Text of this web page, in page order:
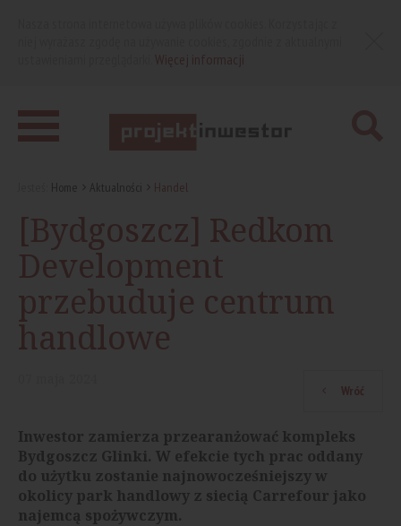
Home Aktualności Handel
[Bydgoszcz] Redkom
Development
przebuduje centrum
handlowe
Wróć
Inwestor zamierza przearanżować kompleks
Bydgoszcz Glinki. W efekcie tych prac oddany
do użytku zostanie najnowocześniejszy w
okolicy park handlowy z siecią Carrefour jako
najemcą spożywczym.